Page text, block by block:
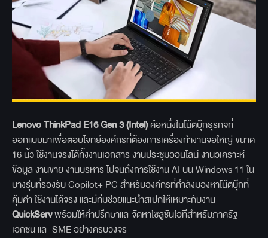
Lenovo ThinkPad E16 Gen 3 (Intel)คือหนึ่งในโน้ตบุ๊กธุรกิจที่
ออกแบบมาเพื่อตอบโจทย์องค์กรที่ต้องการเครื่องทำงานจอใหญ่ ขนาด
16 นิ้ว ใช้งานจริงได้ทั้งงานเอกสาร งานประชุมออนไลน์ งานวิเคราะห์
ข้อมูล งานขาย งานบริหาร ไปจนถึงการใช้งาน AI บน Windows 11 ใน
บางรุ่นที่รองรับ Copilot+ PC สำหรับองค์กรที่กำลังมองหาโน้ตบุ๊กที่
คุ้มค่า ใช้งานได้จริง และมีทีมช่วยแนะนำสเปกให้เหมาะกับงาน
QuickServพร้อมให้คำปรึกษาและจัดหาโซลูชันไอทีสำหรับภาครัฐ
เอกชน และ SME อย่างครบวงจร